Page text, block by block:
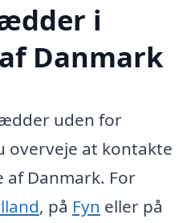
i
Danmark
uden for
overveje at kontakte
af Danmark. For
, på Fyn eller på